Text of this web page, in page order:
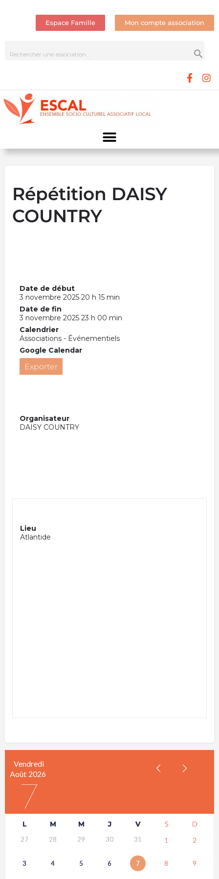
Espace Famille Mon compte association
Répétition DAISY
COUNTRY
Date de début
3 novembre 2025 20 h 15 min
Date de fin
3 novembre 2025 23 h 00 min
Calendrier
Associations - Événementiels
Google Calendar
Exporter
Organisateur
DAISY COUNTRY
Lieu
Atlantide
Vendredi
Août 2026
7
L M M J V S D
27 28 29 30 31 1 2
3 4 5 6 7 8 9